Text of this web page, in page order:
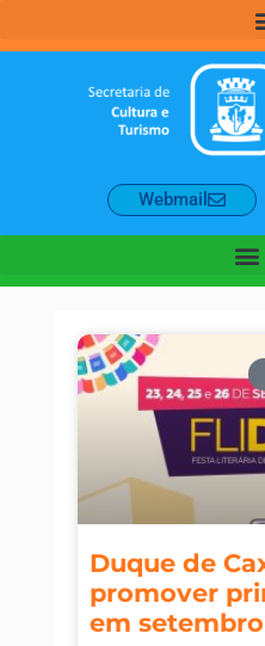
Webmail
Duque de
promover
em setembro